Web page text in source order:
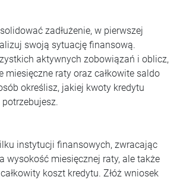
zadłużenie, w pierwszej
swoją sytuację finansową.
aktywnych zobowiązań i oblicz,
miesięczne raty oraz całkowite saldo
określisz, jakiej kwoty kredytu
instytucji finansowych, zwracając
wysokość miesięcznej raty, ale także
koszt kredytu. Złóż wniosek